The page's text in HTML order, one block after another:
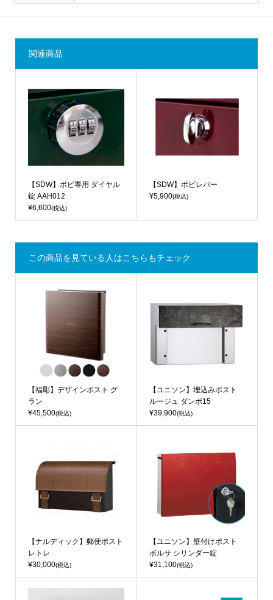
関連商品
【SDW】ボビ専用 ダイヤル
錠 AAH012
¥6,600(税込)
【SDW】ボビレバー
¥5,900(税込)
この商品を見ている人はこちらもチェック
【福彫】デザインポスト グ
ラン
¥45,500(税込)
【ユニソン】埋込みポスト
ルージュ ダンボ15
¥39,900(税込)
【ナルディック】郵便ポスト
レトレ
¥30,000(税込)
【ユニソン】壁付けポスト
ボルサ シリンダー錠
¥31,100(税込)